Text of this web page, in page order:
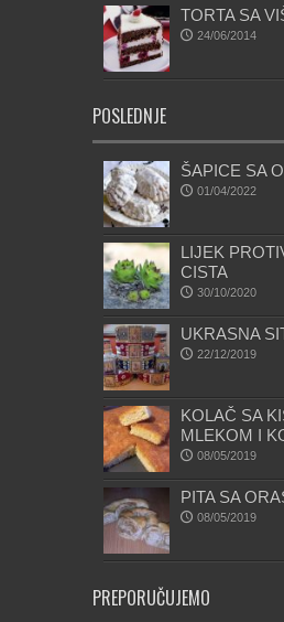
TORTA SA
24/06/2014
POSLEDNJE
ŠAPICE SA
01/04/2022
LIJEK
CISTA
30/10/2020
UKRASNA
22/12/2019
KOLAČ SA
MLEKOM I
08/05/2019
PITA SA
08/05/2019
PREPORUČUJEMO